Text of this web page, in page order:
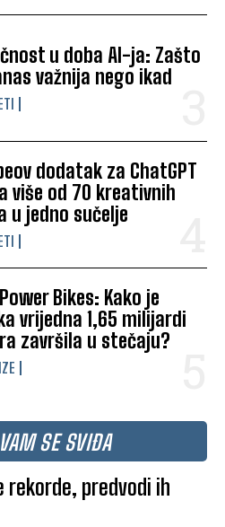
u doba AI-ja: Zašto
važnija nego ikad
dodatak za ChatGPT
više od 70 kreativnih
u jedno sučelje
Bikes: Kako je
vrijedna 1,65 milijardi
završila u stečaju?
SE SVIĐA
rekorde, predvodi ih